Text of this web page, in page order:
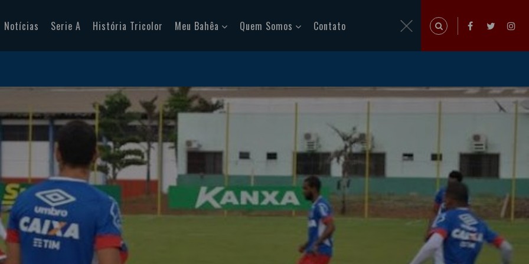
Notícias Serie A História Tricolor Meu Bahêa Quem Somos Contato